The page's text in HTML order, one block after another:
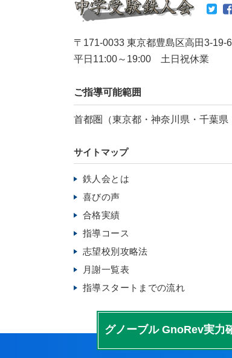
グノーブル GnoRev実力
〒171-0033 東京都豊島区高田3-19-
平日11:00～19:00 土日祝休業
ご指導可能範囲
首都圏（東京都・神奈川県・千葉県
サイトマップ
鉄人会とは
喜びの声
合格実績
指導コース
志望校別攻略法
月謝一覧表
指導スタートまでの流れ